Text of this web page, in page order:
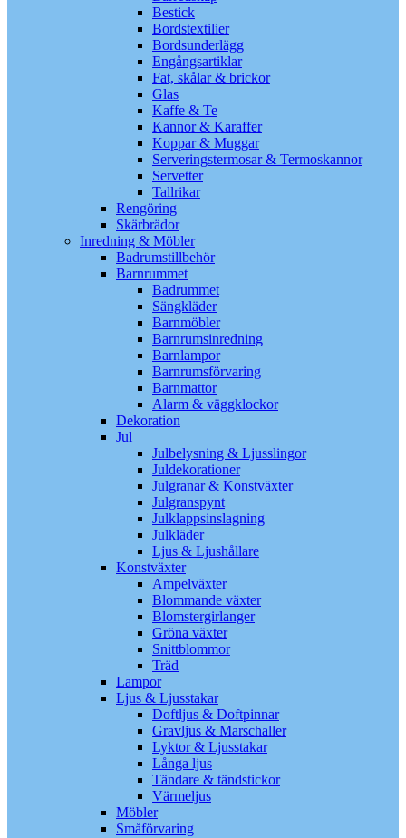
Bestick
Bordstextilier
Bordsunderlägg
Engångsartiklar
Fat, skålar & brickor
Glas
Kaffe & Te
Kannor & Karaffer
Koppar & Muggar
Serveringstermosar & Termoskannor
Servetter
Tallrikar
Rengöring
Skärbrädor
Inredning & Möbler
Badrumstillbehör
Barnrummet
Badrummet
Sängkläder
Barnmöbler
Barnrumsinredning
Barnlampor
Barnrumsförvaring
Barnmattor
Alarm & väggklockor
Dekoration
Jul
Julbelysning & Ljusslingor
Juldekorationer
Julgranar & Konstväxter
Julgranspynt
Julklappsinslagning
Julkläder
Ljus & Ljushållare
Konstväxter
Ampelväxter
Blommande växter
Blomstergirlanger
Gröna växter
Snittblommor
Träd
Lampor
Ljus & Ljusstakar
Doftljus & Doftpinnar
Gravljus & Marschaller
Lyktor & Ljusstakar
Långa ljus
Tändare & tändstickor
Värmeljus
Möbler
Småförvaring